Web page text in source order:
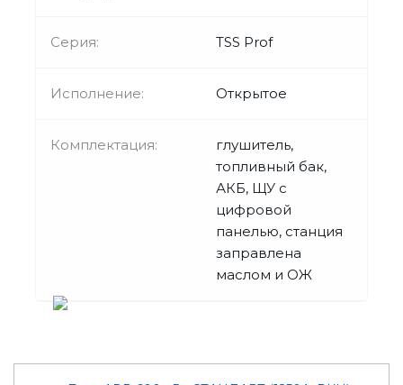
Серия: TSS Prof
Исполнение: Открытое
Комплектация:
глушитель,
топливный бак,
АКБ, ЩУ с
цифровой
панелью, станция
заправлена
маслом и ОЖ